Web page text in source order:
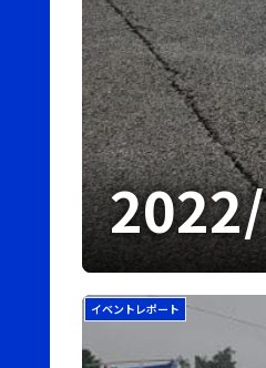
イベントレポート